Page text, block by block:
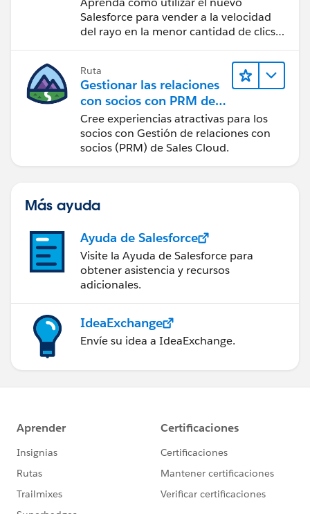
Salesforce para vender a la velocidad
del rayo en la menor cantidad de clics
Ruta
Gestionar las relaciones
con socios con PRM de
Sales Cloud
Cree experiencias atractivas para los
socios con Gestión de relaciones con
socios (PRM) de Sales Cloud.
Más ayuda
Ayuda de Salesforce
Visite la Ayuda de Salesforce para
obtener asistencia y recursos
adicionales.
IdeaExchange
Envíe su idea a IdeaExchange.